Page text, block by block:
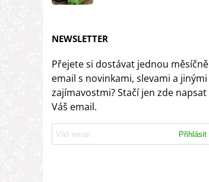
NEWSLETTER
Přejete si dostávat jednou měsíčně
email s novinkami, slevami a jinými
zajímavostmi? Stačí jen zde napsat
Váš email.
Přihlásit